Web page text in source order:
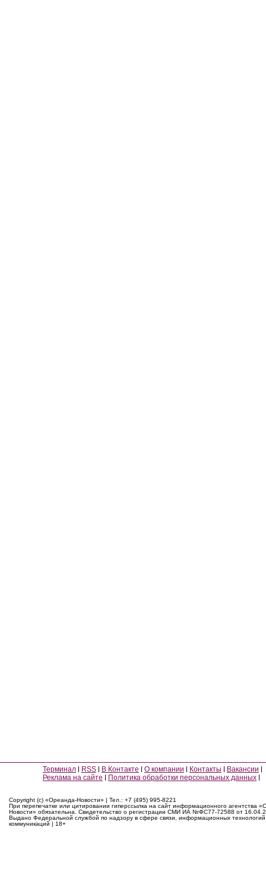
Терминал RSS В Контакте О компании Контакты
Вакансии
Реклама на сайте
Политика обработки персональных данных
Copyright (c) «Ореанда-Новости» | Тел.: +7 (495) 995-8221
При перепечатке или цитировании гиперссылка на сайт информационного агентства
Новости» обязательна. Свидетельство о регистрации СМИ ИА №ФС77-72588 от
Выдано Федеральной службой по надзору в сфере связи, информационных
коммуникаций | 18+